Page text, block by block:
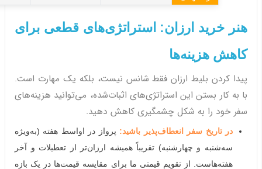
هنر خرید ارزان: استراتژی‌های قطعی برای
کاهش هزینه‌ها
پیدا کردن بلیط ارزان فقط شانس نیست، بلکه یک مهارت است.
با به کار بستن این استراتژی‌های اثبات‌شده، می‌توانید هزینه‌های
سفر خود را به شکل چشمگیری کاهش دهید.
در تاریخ سفر انعطاف‌پذیر باشید: پرواز در اواسط هفته (به‌ویژه
سه‌شنبه و چهارشنبه) تقریباً همیشه ارزان‌تر از تعطیلات و آخر
هفته‌هاست. از تقویم قیمتی ما برای مقایسه قیمت‌ها در یک بازه